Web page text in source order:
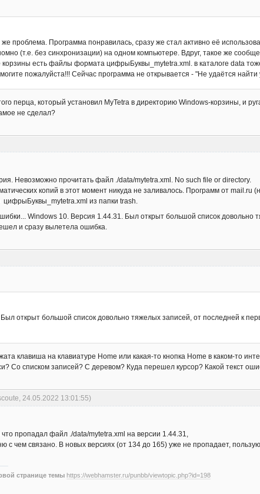
проблема. Программа понравилась, сразу же стал активно её
(т.е. без синхронизации) на одном компьютере. Вдруг, такое же
корзины есть файлы формата цифрыБуквы_mytetra.xml. в каталоге data
пожалуйста!!! Сейчас программа не открывается - "Не удаётся
перца, который установил MyTetra в директорию Windows-корзины, и
не сделал?
Невозможно прочитать файл ./data/mytetra.xml. No such file or directory.
копий в этот момент никуда не заливалось. Программ от mail.ru
из папки trash.
Windows 10. Версия 1.44.31. Был открыт большой список довольно
и сразу вылетела ошибка.
открыт большой список довольно тяжелых записей, от последней к
клавиша на клавиатуре Home или какая-то кнопка Home в каком-то
Со списком записей? С деревом? Куда перешел курсор? Какой текст
24.05.2022 13:01:55)
пропадал файл ./data/mytetra.xml на версии 1.44.31,
с чем связано. В новых версиях (от 134 до 165) уже не пропадает,
странице темы https://webhamster.ru/punbb/viewtopic.php?id=198